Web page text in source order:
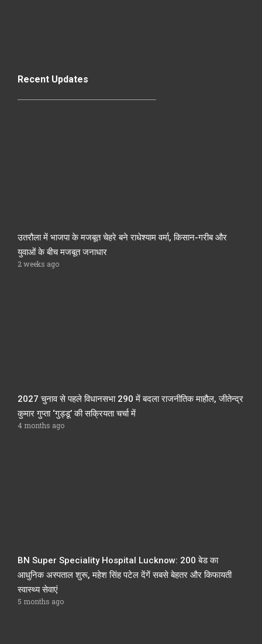
Recent Updates
उतरौला में भाजपा के मजबूत चेहरे बने राधेश्याम वर्मा, किसान-गरीब और
युवाओं के बीच मजबूत जनाधार
2 weeks ago
2027 चुनाव से पहले विधानसभा 290 में बदला राजनीतिक माहौल, जीतेन्द्र
कुमार गुप्ता ‘गुड्डू’ की सक्रियता चर्चा में
4 months ago
BN Super Speciality Hospital Lucknow: 200 बेड का
आधुनिक अस्पताल शुरू, महेश सिंह पटेल देंगें सबसे बेहतर और किफायती
स्वास्थ्य सेवाएं
5 months ago